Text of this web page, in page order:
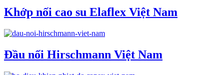
Khớp nối cao su Elaflex Việt Nam
Đầu nối Hirschmann Việt Nam